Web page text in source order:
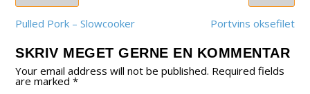
Pulled Pork – Slowcooker Portvins oksefilet
SKRIV MEGET GERNE EN KOMMENTAR
Your email address will not be published. Required fields
are marked*